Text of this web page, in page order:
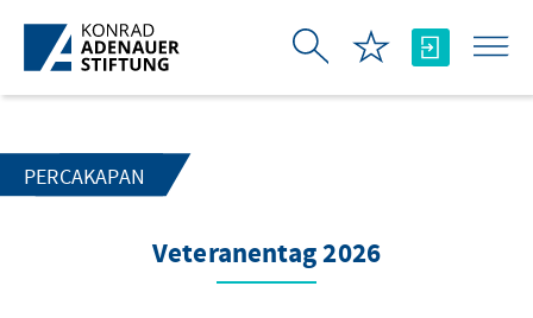
Skip to Main Content
PERCAKAPAN
Veteranentag 2026